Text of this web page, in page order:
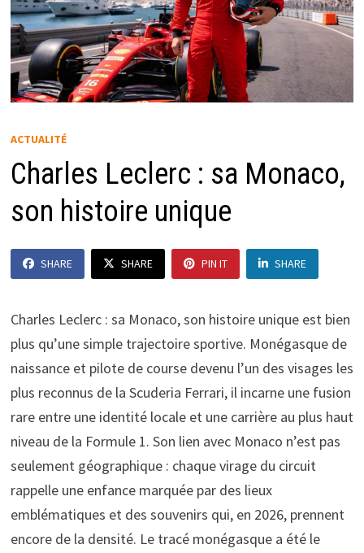
ACTUALITÉ
Charles Leclerc : sa Monaco,
son histoire unique
SHARE SHARE PIN IT SHARE
Charles Leclerc : sa Monaco, son histoire unique est bien
plus qu’une simple trajectoire sportive. Monégasque de
naissance et pilote de course devenu l’un des visages les
plus reconnus de la Scuderia Ferrari, il incarne une fusion
rare entre une identité locale et une carrière au plus haut
niveau de la Formule 1. Son lien avec Monaco n’est pas
seulement géographique : chaque virage du circuit
rappelle une enfance marquée par des lieux
emblématiques et des souvenirs qui, en 2026, prennent
encore de la densité. Le tracé monégasque a été le